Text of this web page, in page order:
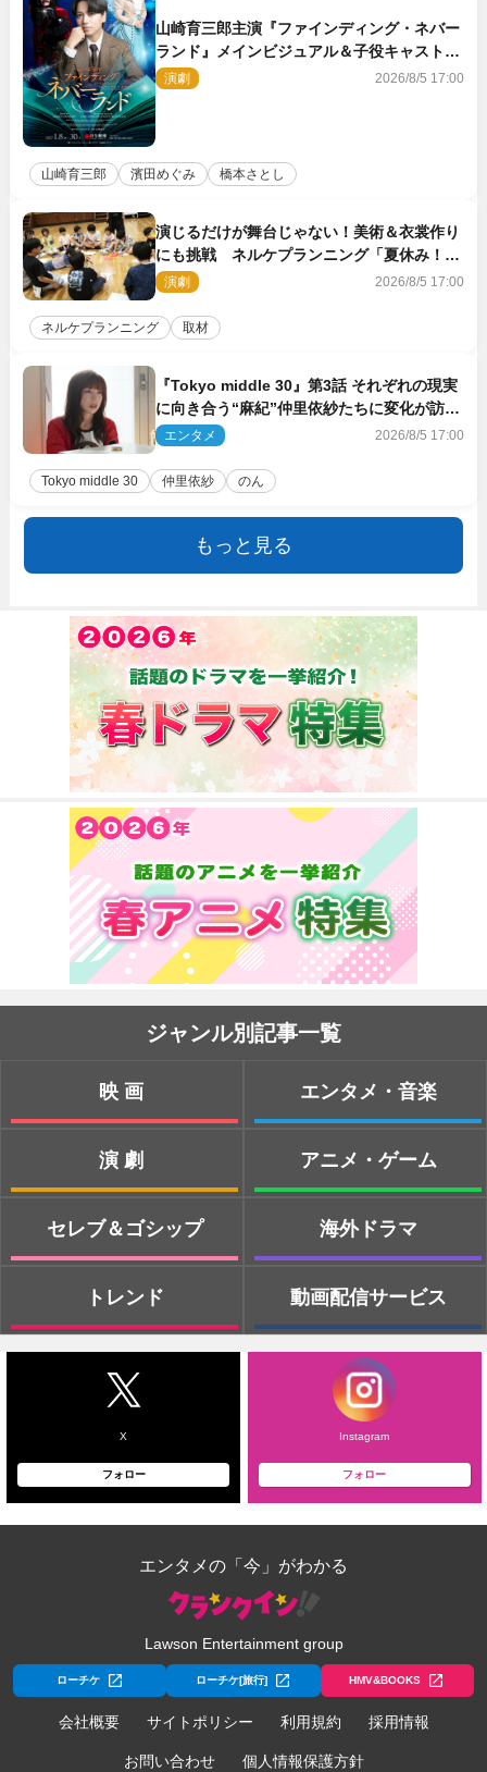
山崎育三郎主演『ファインディング・ネバー
ランド』メインビジュアル＆子役キャスト解
禁！
演劇 2026/8/5 17:00
山崎育三郎 濱田めぐみ 橋本さとし
演じるだけが舞台じゃない！美術＆衣裳作り
にも挑戦 ネルケプランニング「夏休み！オ
ン・ワークショップ2026」レポート【4日
目】
演劇 2026/8/5 17:00
ネルケプランニング 取材
『Tokyo middle 30』第3話 それぞれの現実
に向き合う“麻紀”仲里依紗たちに変化が訪れ
るエンタメ 2026/8/5 17:00
Tokyo middle 30 仲里依紗 のん
もっと見る
ジャンル別記事一覧
映画
演劇
セレブ＆ゴシップ
トレンド
エンタメ・音楽
アニメ・ゲーム
海外ドラマ
動画配信サービス
X
フォロー
Instagram
フォロー
エンタメの「今」がわかる
Lawson Entertainment group
ローチケ ローチケ[旅行] HMV&BOOKS
会社概要 サイトポリシー 利用規約 採用情報
お問い合わせ 個人情報保護方針